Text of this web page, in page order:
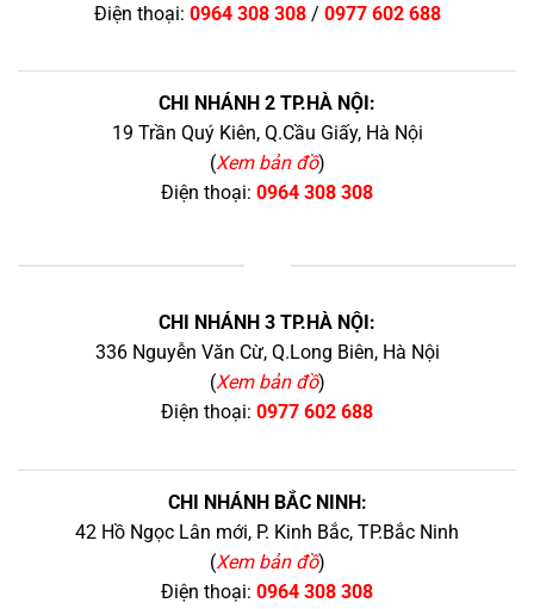
Điện thoại: 0964 308 308/ 0977 602 688
CHI NHÁNH 2 TP.HÀ NỘI:
19 Trần Quý Kiên, Q.Cầu Giấy, Hà Nội
(Xem bản đồ)
Điện thoại: 0964 308 308
CHI NHÁNH 3 TP.HÀ NỘI:
336 Nguyễn Văn Cừ, Q.Long Biên, Hà Nội
(Xem bản đồ)
Điện thoại: 0977 602 688
CHI NHÁNH BẮC NINH:
42 Hồ Ngọc Lân mới, P. Kinh Bắc, TP.Bắc Ninh
(Xem bản đồ)
Điện thoại: 0964 308 308